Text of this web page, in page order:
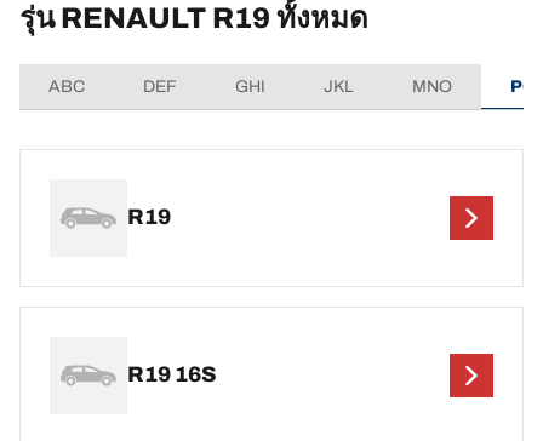
รุ่น RENAULT R19 ทั้งหมด
ABC DEF GHI JKL MNO
R19
R19 16S